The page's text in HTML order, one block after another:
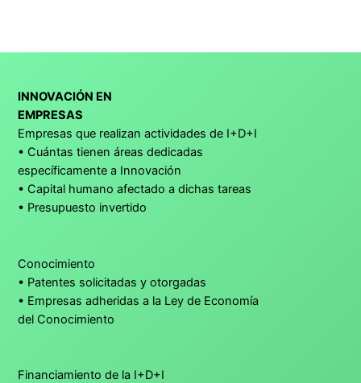
INNOVACIÓN EN
EMPRESAS
Empresas que realizan actividades de I+D+I
• Cuántas tienen áreas dedicadas
específicamente a Innovación
• Capital humano afectado a dichas tareas
• Presupuesto invertido
Conocimiento
• Patentes solicitadas y otorgadas
• Empresas adheridas a la Ley de Economía
del Conocimiento
Financiamiento de la I+D+I